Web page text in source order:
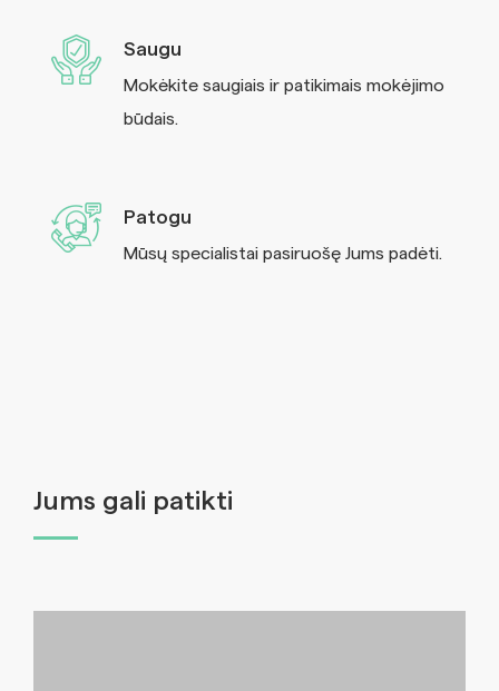
Saugu
Mokėkite saugiais ir patikimais mokėjimo
būdais.
Patogu
Mūsų specialistai pasiruošę Jums padėti.
Jums gali patikti